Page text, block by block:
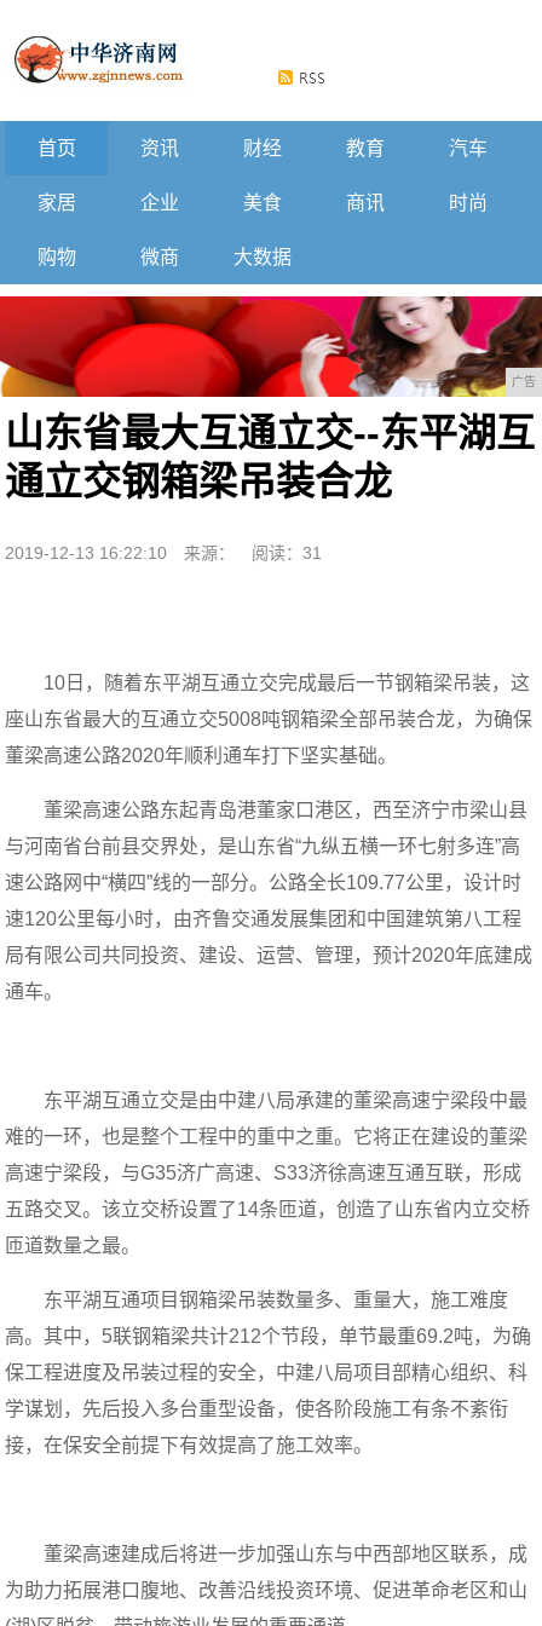
首页 资讯 财经 教育 汽车
家居 企业 美食 商讯 时尚
购物 微商 大数据
广告
山东省最大互通立交--东平湖互
通立交钢箱梁吊装合龙
2019-12-13 16:22:10 来源： 阅读：31
10日，随着东平湖互通立交完成最后一节钢箱梁吊装，这
座山东省最大的互通立交5008吨钢箱梁全部吊装合龙，为确保
董梁高速公路2020年顺利通车打下坚实基础。
董梁高速公路东起青岛港董家口港区，西至济宁市梁山县
与河南省台前县交界处，是山东省“九纵五横一环七射多连”高
速公路网中“横四”线的一部分。公路全长109.77公里，设计时
速120公里每小时，由齐鲁交通发展集团和中国建筑第八工程
局有限公司共同投资、建设、运营、管理，预计2020年底建成
通车。
东平湖互通立交是由中建八局承建的董梁高速宁梁段中最
难的一环，也是整个工程中的重中之重。它将正在建设的董梁
高速宁梁段，与G35济广高速、S33济徐高速互通互联，形成
五路交叉。该立交桥设置了14条匝道，创造了山东省内立交桥
匝道数量之最。
东平湖互通项目钢箱梁吊装数量多、重量大，施工难度
高。其中，5联钢箱梁共计212个节段，单节最重69.2吨，为确
保工程进度及吊装过程的安全，中建八局项目部精心组织、科
学谋划，先后投入多台重型设备，使各阶段施工有条不紊衔
接，在保安全前提下有效提高了施工效率。
董梁高速建成后将进一步加强山东与中西部地区联系，成
为助力拓展港口腹地、改善沿线投资环境、促进革命老区和山